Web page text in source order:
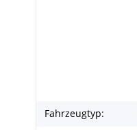
Fahrzeugtyp: